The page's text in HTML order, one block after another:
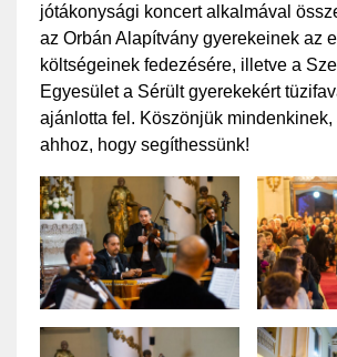
jótákonysági koncert alkalmával
az Orbán Alapítvány gyerekeinek az
költségeinek fedezésére, illetve a
Egyesület a Sérült gyerekekért
ajánlotta fel. Köszönjük
ahhoz, hogy segíthessünk!